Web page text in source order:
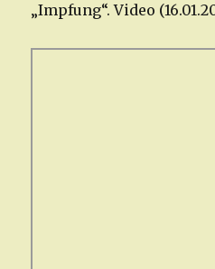
„Impfung“. Video